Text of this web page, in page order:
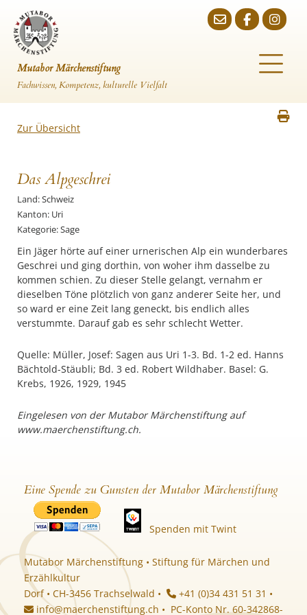
Mutabor Märchenstiftung
Fachwissen, Kompetenz, kulturelle Vielfalt
Zur Übersicht
Das Alpgeschrei
Land: Schweiz
Kanton: Uri
Kategorie: Sage
Ein Jäger hörte auf einer urnerischen Alp ein wunderbares
Geschrei und ging dorthin, von woher ihm dasselbe zu
kommen schien. Zu dieser Stelle gelangt, vernahm er
dieselben Töne plötzlich von ganz anderer Seite her, und
so ward er eine Zeit lang geneckt, bis endlich alles
verstummte. Darauf gab es sehr schlecht Wetter.
Quelle: Müller, Josef: Sagen aus Uri 1-3. Bd. 1-2 ed. Hanns
Bächtold-Stäubli; Bd. 3 ed. Robert Wildhaber. Basel: G.
Krebs, 1926, 1929, 1945
Eingelesen von der Mutabor Märchenstiftung auf
www.maerchenstiftung.ch.
Eine Spende zu Gunsten der Mutabor Märchenstiftung
Spenden mit Twint
Mutabor Märchenstiftung • Stiftung für Märchen und
Erzählkultur
Dorf • CH-3456 Trachselwald •
+41 (0)34 431 51 31 •
info@maerchenstiftung.ch • PC-Konto Nr. 60-342868-